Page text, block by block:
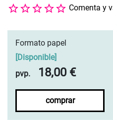
Comenta y
Formato papel
[Disponible]
pvp.
18,00 €
comprar